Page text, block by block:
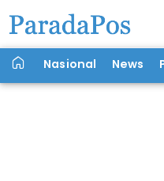
Nasional News